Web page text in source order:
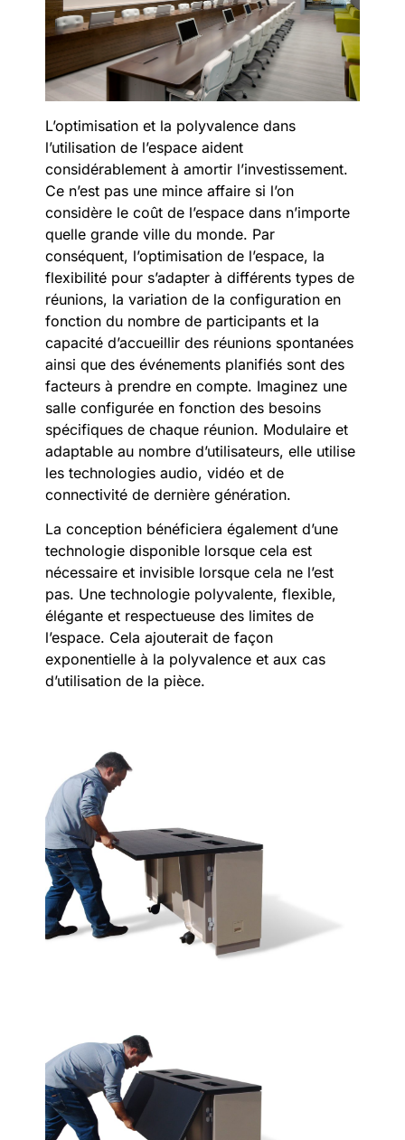
L’optimisation et la polyvalence dans
l’utilisation de l’espace aident
considérablement à amortir l’investissement.
Ce n’est pas une mince affaire si l’on
considère le coût de l’espace dans n’importe
quelle grande ville du monde. Par
conséquent, l’optimisation de l’espace, la
flexibilité pour s’adapter à différents types de
réunions, la variation de la configuration en
fonction du nombre de participants et la
capacité d’accueillir des réunions spontanées
ainsi que des événements planifiés sont des
facteurs à prendre en compte. Imaginez une
salle configurée en fonction des besoins
spécifiques de chaque réunion. Modulaire et
adaptable au nombre d’utilisateurs, elle utilise
les technologies audio, vidéo et de
connectivité de dernière génération.
La conception bénéficiera également d’une
technologie disponible lorsque cela est
nécessaire et invisible lorsque cela ne l’est
pas. Une technologie polyvalente, flexible,
élégante et respectueuse des limites de
l’espace. Cela ajouterait de façon
exponentielle à la polyvalence et aux cas
d’utilisation de la pièce.